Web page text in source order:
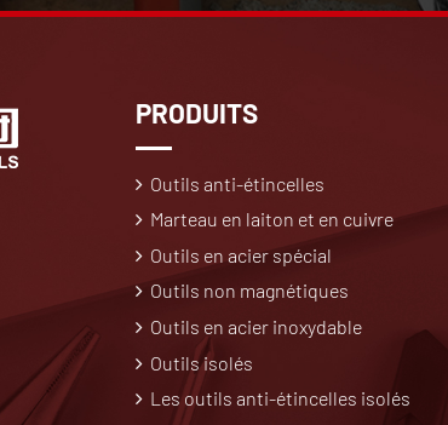
PRODUITS
Outils anti-étincelles
Marteau en laiton et en cuivre
Outils en acier spécial
Outils non magnétiques
Outils en acier inoxydable
Outils isolés
Les outils anti-étincelles isolés